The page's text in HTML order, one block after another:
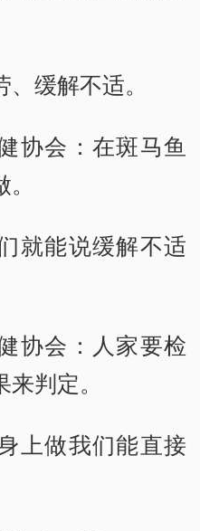
缓解不适。
协会：在斑马鱼
就能说缓解不适
协会：人家要检
判定。
上做我们能直接